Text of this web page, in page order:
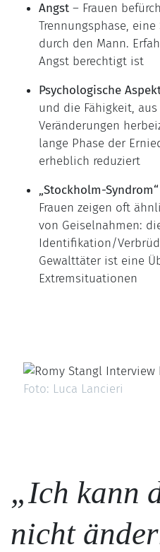
Angst – Frauen
Trennungsphase,
durch den Mann.
Angst berechtigt ist
Psychologische
und die Fähigkeit,
Veränderungen
lange Phase der
erheblich reduziert
„Stockholm-Syndrom“
Frauen zeigen oft
von Geiselnahmen:
Identifikation/
Gewalttäter ist eine
Extremsituationen
Foto: Luca Lancieri
„Ich kann
nicht